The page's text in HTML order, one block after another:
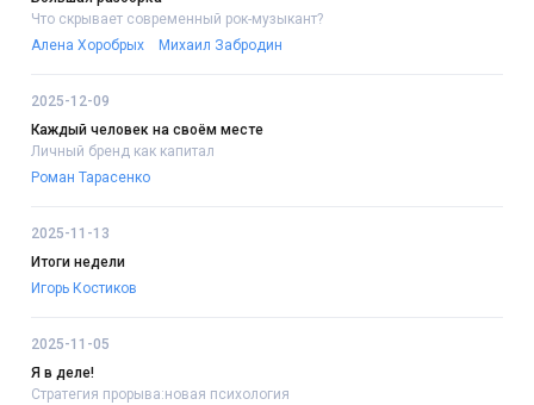
Что скрывает современный рок-музыкант?
Алена Хоробрых
Михаил Забродин
2025-12-09
Каждый человек на своём месте
Личный бренд как капитал
Роман Тарасенко
2025-11-13
Итоги недели
Игорь Костиков
2025-11-05
Я в деле!
Стратегия прорыва:новая психология